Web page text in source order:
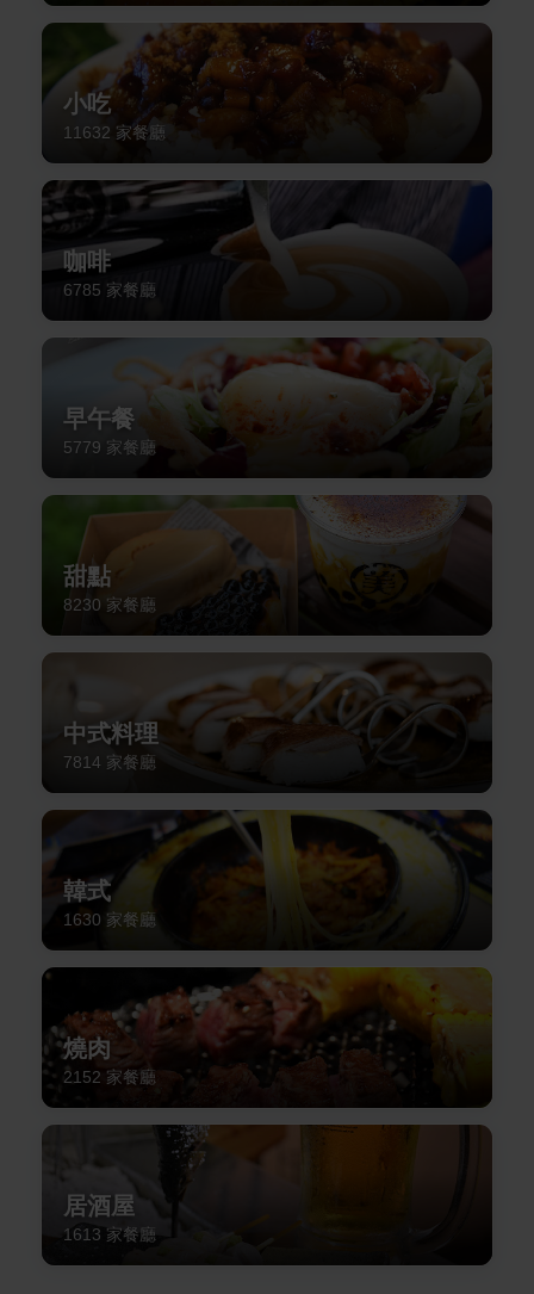
小吃
11632 家餐廳
咖啡
6785 家餐廳
早午餐
5779 家餐廳
甜點
8230 家餐廳
中式料理
7814 家餐廳
韓式
1630 家餐廳
燒肉
2152 家餐廳
居酒屋
1613 家餐廳